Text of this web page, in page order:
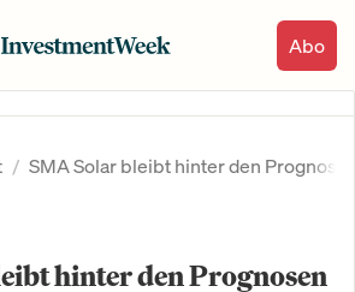
Abo
SMA Solar bleibt hinter den
hinter den Prognosen